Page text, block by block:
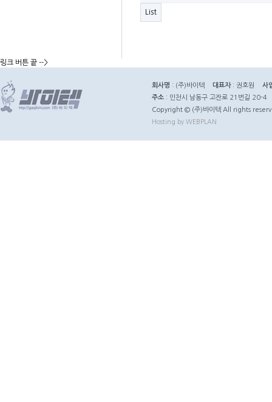
List
링크 버튼 끝 -->
회사명 : (주)바이텍 대표자: 권호원
사
주소 : 인천시 남동구 고잔로 21번길 20-4
Copyright © (주)바이텍 All rights
Hosting by WEBPLAN